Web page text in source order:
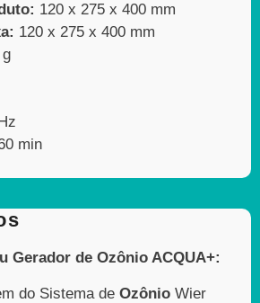
120 x 275 x 400 mm
120 x 275 x 400 mm
g
min
Gerador de Ozônio ACQUA+:
do Sistema de Ozônio Wier